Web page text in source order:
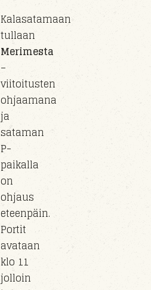
Kalasatamaan
tullaan
Merimesta
–
viitoitusten
ohjaamana
ja
sataman
P-
paikalla
on
ohjaus
eteenpäin.
Portit
avataan
klo 11
jolloin